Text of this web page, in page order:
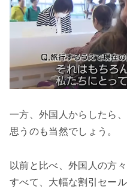
一方、外国人からしたら
思うのも当然でしょう。
以前と比べ、外国人の方
すべて、大幅な割引セール